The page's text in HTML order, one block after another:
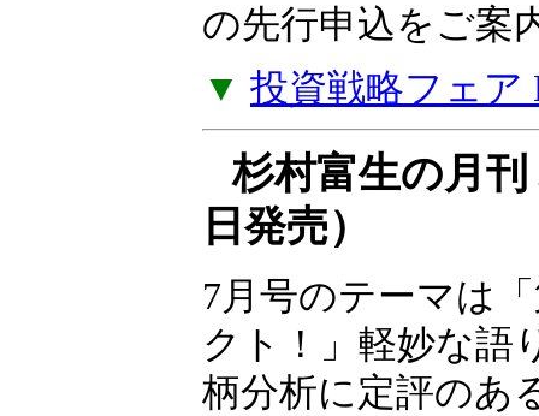
いただいた方には
の先行申込をご案
▼ 投資戦略フェア
杉村富生の月
日発売）
7月号のテーマは
業革命エフェクト